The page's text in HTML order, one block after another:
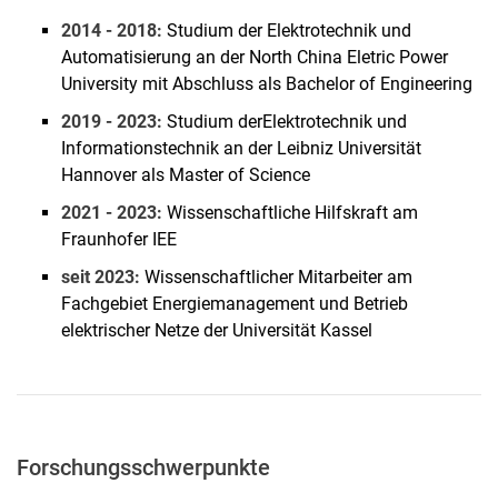
Denis Mende
Marco Pau
Lukas Pauscher
Farhad Safargholi
Ruben Schauer
Diana Strauß-Mincu
Sebastian Wende-von Berg
Abdullah Altayara
Pia Backmann
Holger Becker
Johannes Breidenbach
2014 - 2018: Studium der Elektrotechnik und
Automatisierung an der North China Eletric Power
University mit Abschluss als Bachelor of Engineering
2019 - 2023: Studium derElektrotechnik und
Informationstechnik an der Leibniz Universität
Hannover als Master of Science
2021 - 2023: Wissenschaftliche Hilfskraft am
Fraunhofer IEE
seit 2023: Wissenschaftlicher Mitarbeiter am
Fachgebiet Energiemanagement und Betrieb
elektrischer Netze der Universität Kassel
Forschungsschwerpunkte